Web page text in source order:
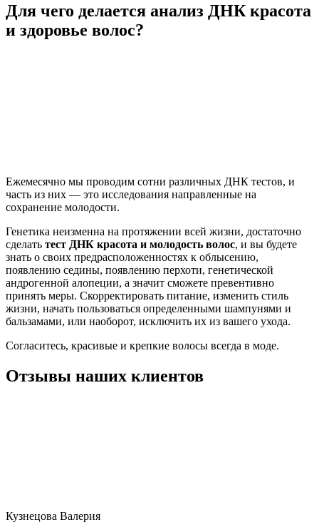
Для чего делается анализ ДНК красота
и здоровье волос?
Ежемесячно мы проводим сотни различных ДНК тестов, и
часть из них — это исследования направленные на
сохранение молодости.
Генетика неизменна на протяжении всей жизни, достаточно
сделать тест ДНК красота и молодость волос, и вы будете
знать о своих предрасположенностях к облысению,
появлению седины, появлению перхоти, генетической
андрогенной алопеции, а значит сможете превентивно
принять меры. Скорректировать питание, изменить стиль
жизни, начать пользоваться определенными шампунями и
бальзамами, или наоборот, исключить их из вашего ухода.
Согласитесь, красивые и крепкие волосы всегда в моде.
Отзывы наших клиентов
Кузнецова Валерия